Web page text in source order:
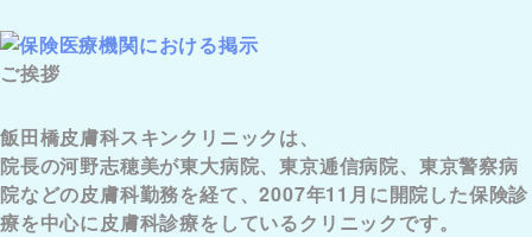
ご挨拶
飯田橋皮膚科スキンクリニックは、
院長の河野志穂美が東大病院、東京逓信病院、東京警察病
院などの皮膚科勤務を経て、2007年11月に開院した保険診
療を中心に皮膚科診療をしているクリニックです。